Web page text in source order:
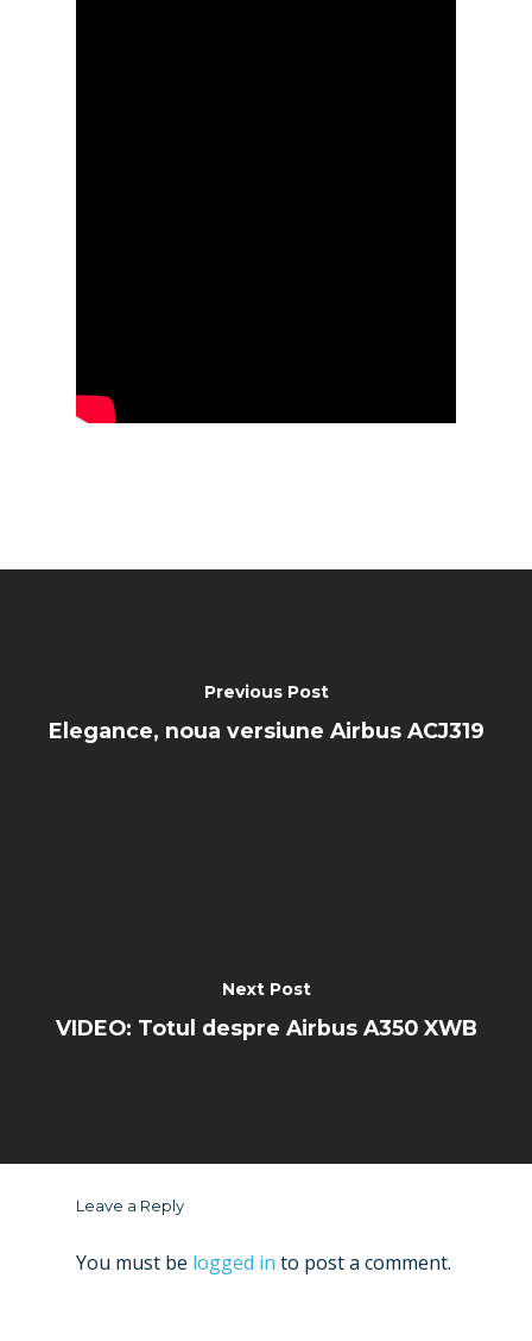
Previous Post
Elegance, noua versiune Airbus ACJ319
Next Post
VIDEO: Totul despre Airbus A350 XWB
Leave a Reply
You must be logged in to post a comment.